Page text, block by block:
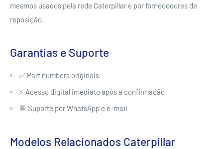
mesmos usados pela rede Caterpillar e por fornecedores de
reposição.
Garantias e Suporte
✅ Part numbers originais
⚡ Acesso digital imediato após a confirmação
💬 Suporte por WhatsApp e e-mail
Modelos Relacionados Caterpillar